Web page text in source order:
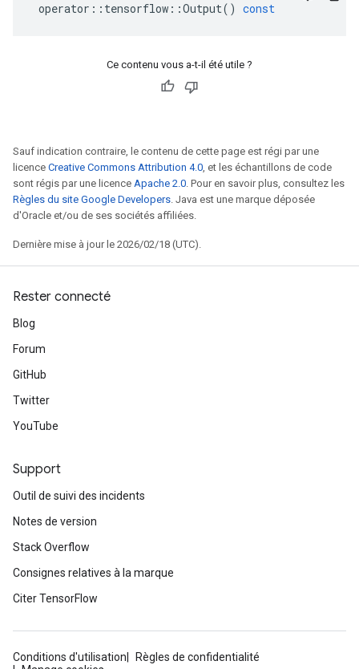
operator :: tensorflow ::Output() const
Ce contenu vous a-t-il été utile ?
Sauf indication contraire, le contenu de cette page est régi par une
licence Creative Commons Attribution 4.0, et les échantillons de code
sont régis par une licence Apache 2.0. Pour en savoir plus, consultez les
Règles du site Google Developers. Java est une marque déposée
d'Oracle et/ou de ses sociétés affiliées.
Dernière mise à jour le 2026/02/18 (UTC).
Rester connecté
Blog
Forum
GitHub
Twitter
YouTube
Support
Outil de suivi des incidents
Notes de version
Stack Overflow
Consignes relatives à la marque
Citer TensorFlow
Conditions d'utilisation
Règles de confidentialité